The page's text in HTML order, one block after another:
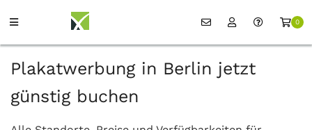
0
Plakatwerbung in Berlin jetzt
günstig buchen